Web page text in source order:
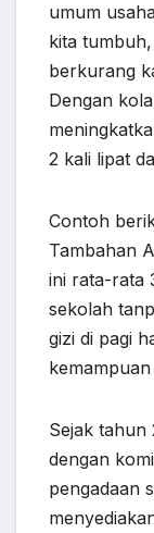
umum
kita
berkurang
Dengan
2 kali lipat
Contoh
Tambahan
ini rata-rata
sekolah
gizi di pagi
Sejak tahun
dengan
pengadaan